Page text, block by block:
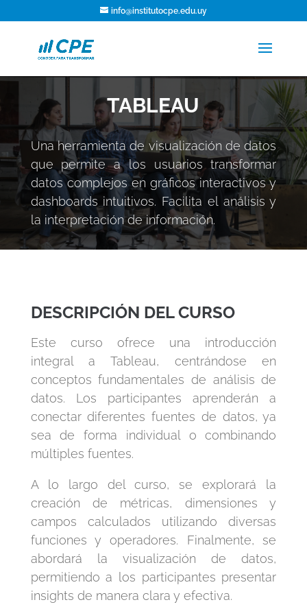
info@institutocpe.edu.uy
TABLEAU
Una herramienta de visualización de datos
que permite a los usuarios transformar
datos complejos en gráficos interactivos y
dashboards intuitivos. Facilita el análisis y
la interpretación de información.
DESCRIPCIÓN DEL CURSO
Este curso ofrece una introducción
integral a Tableau, centrándose en
conceptos fundamentales de análisis de
datos. Los participantes aprenderán a
conectar diferentes fuentes de datos, ya
sea de forma individual o combinando
múltiples fuentes.
A lo largo del curso, se explorará la
creación de métricas, dimensiones y
campos calculados utilizando diversas
funciones y operadores. Finalmente, se
abordará la visualización de datos,
permitiendo a los participantes presentar
insights de manera clara y efectiva.